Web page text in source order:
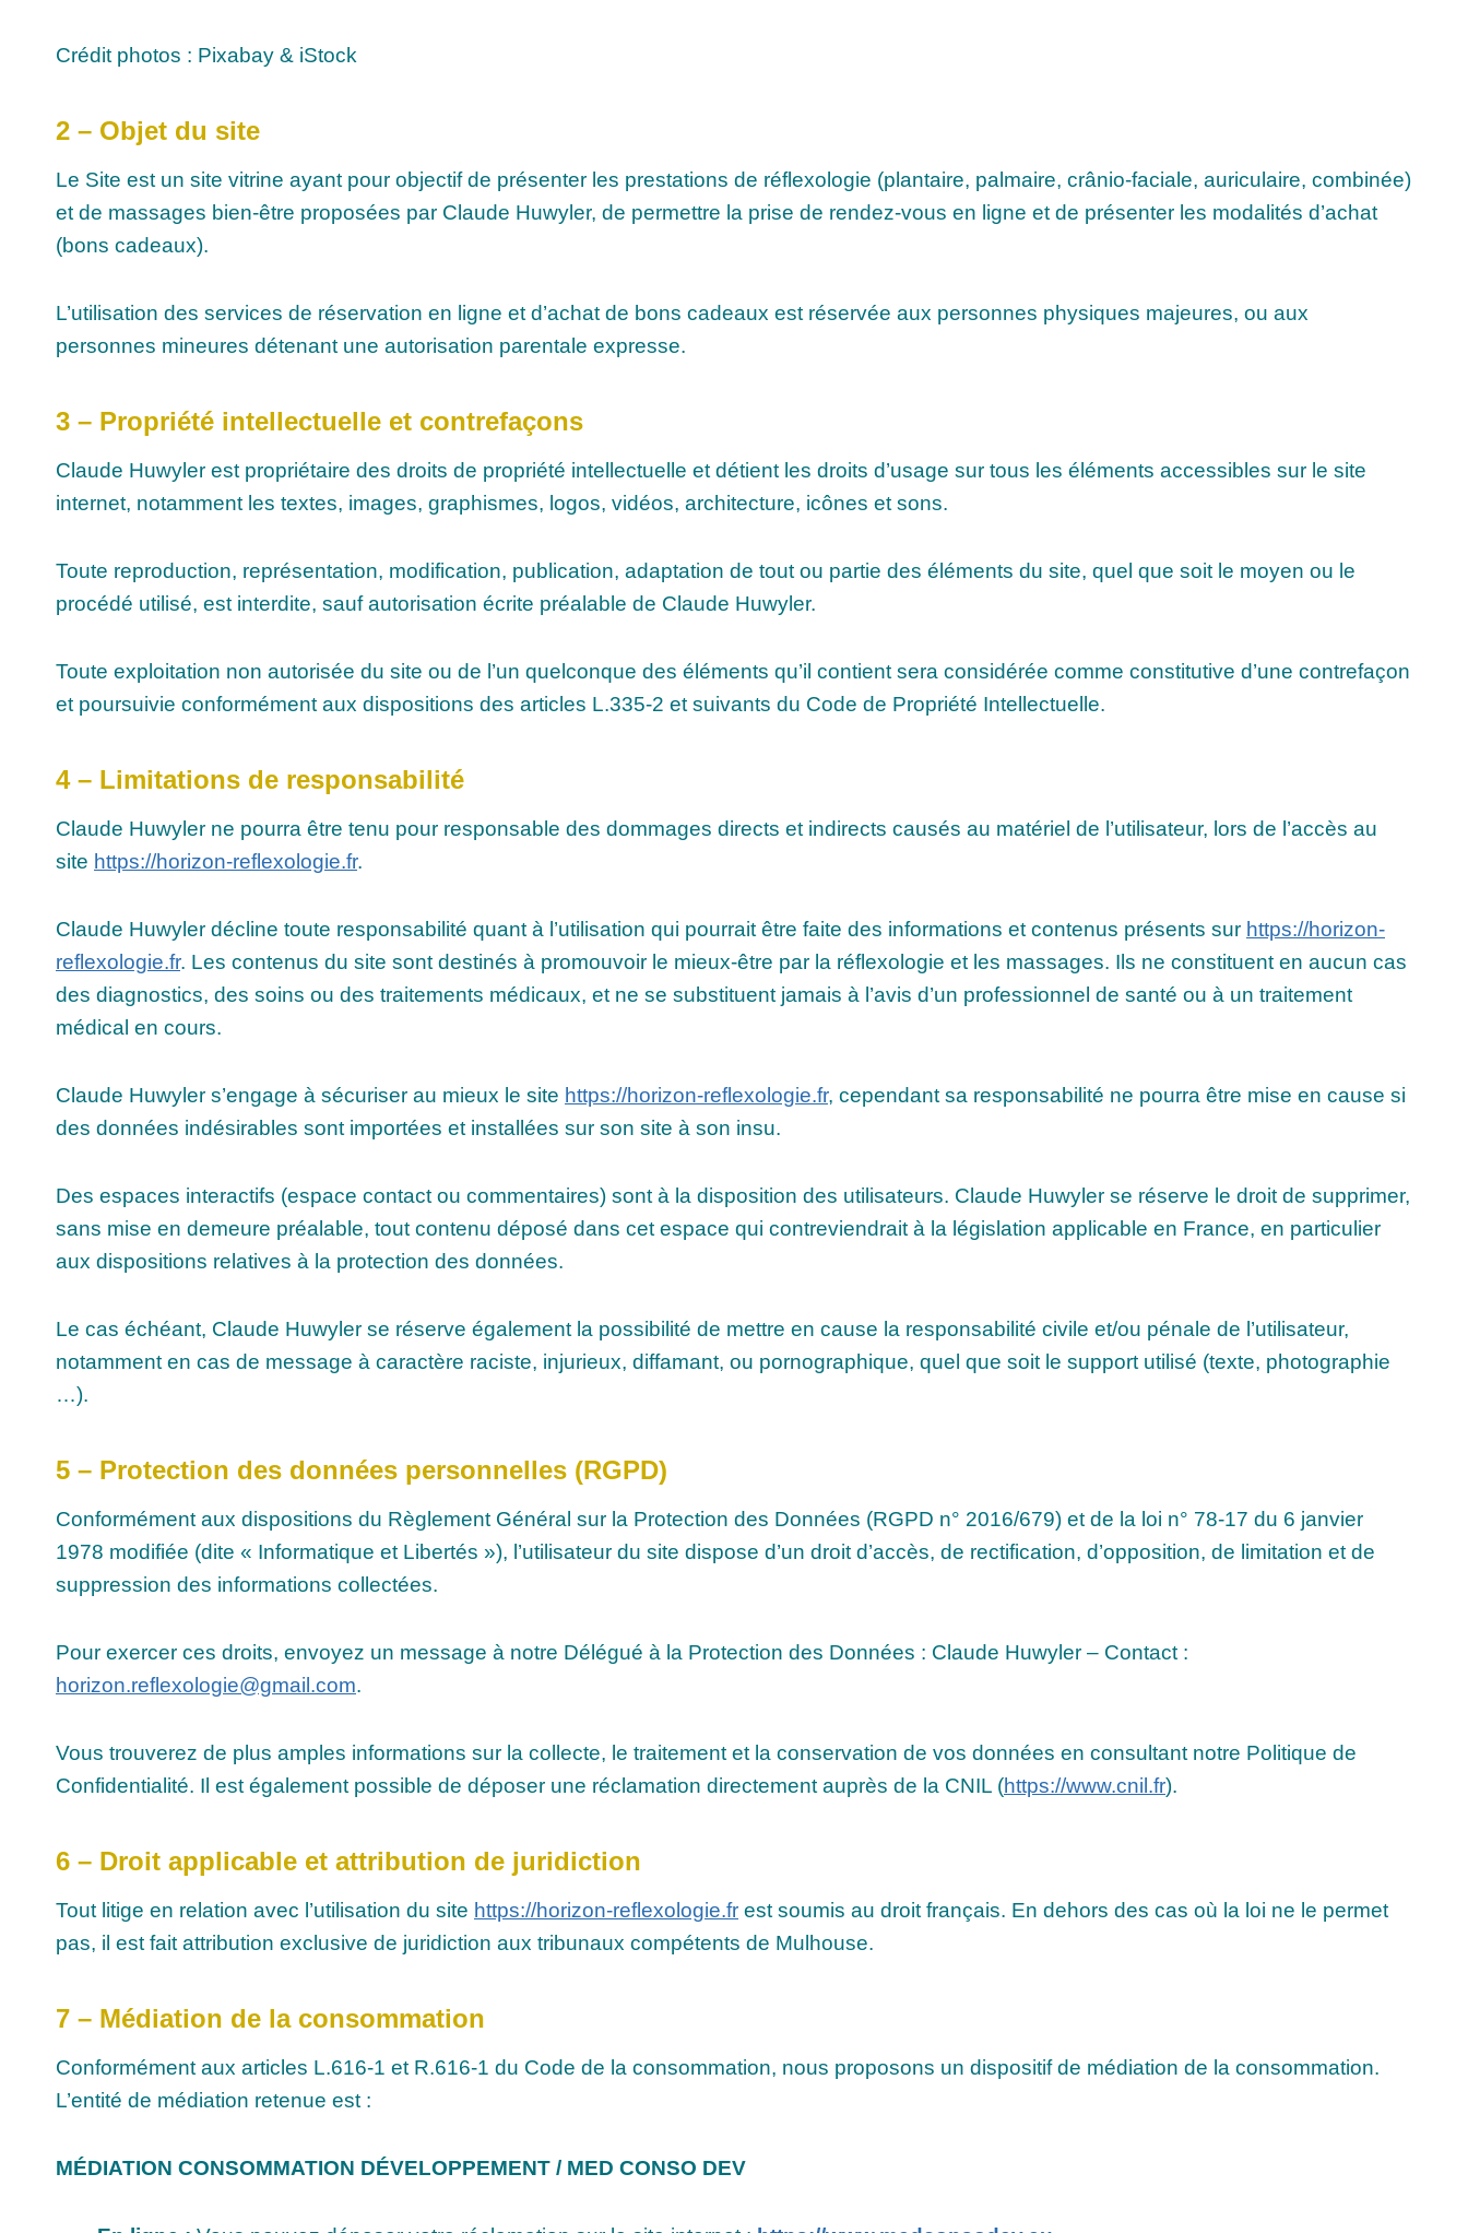
Crédit photos : Pixabay & iStock
2 – Objet du site
Le Site est un site vitrine ayant pour objectif de présenter les prestations de réflexologie (plantaire, palmaire, crânio-faciale, auriculaire, combinée)
et de massages bien-être proposées par Claude Huwyler, de permettre la prise de rendez-vous en ligne et de présenter les modalités d’achat
(bons cadeaux).
L’utilisation des services de réservation en ligne et d’achat de bons cadeaux est réservée aux personnes physiques majeures, ou aux
personnes mineures détenant une autorisation parentale expresse.
3 – Propriété intellectuelle et contrefaçons
Claude Huwyler est propriétaire des droits de propriété intellectuelle et détient les droits d’usage sur tous les éléments accessibles sur le site
internet, notamment les textes, images, graphismes, logos, vidéos, architecture, icônes et sons.
Toute reproduction, représentation, modification, publication, adaptation de tout ou partie des éléments du site, quel que soit le moyen ou le
procédé utilisé, est interdite, sauf autorisation écrite préalable de Claude Huwyler.
Toute exploitation non autorisée du site ou de l’un quelconque des éléments qu’il contient sera considérée comme constitutive d’une contrefaçon
et poursuivie conformément aux dispositions des articles L.335-2 et suivants du Code de Propriété Intellectuelle.
4 – Limitations de responsabilité
Claude Huwyler ne pourra être tenu pour responsable des dommages directs et indirects causés au matériel de l’utilisateur, lors de l’accès au
site https://horizon-reflexologie.fr.
Claude Huwyler décline toute responsabilité quant à l’utilisation qui pourrait être faite des informations et contenus présents sur https://horizon-
reflexologie.fr. Les contenus du site sont destinés à promouvoir le mieux-être par la réflexologie et les massages. Ils ne constituent en aucun cas
des diagnostics, des soins ou des traitements médicaux, et ne se substituent jamais à l’avis d’un professionnel de santé ou à un traitement
médical en cours.
Claude Huwyler s’engage à sécuriser au mieux le site https://horizon-reflexologie.fr, cependant sa responsabilité ne pourra être mise en cause si
des données indésirables sont importées et installées sur son site à son insu.
Des espaces interactifs (espace contact ou commentaires) sont à la disposition des utilisateurs. Claude Huwyler se réserve le droit de supprimer,
sans mise en demeure préalable, tout contenu déposé dans cet espace qui contreviendrait à la législation applicable en France, en particulier
aux dispositions relatives à la protection des données.
Le cas échéant, Claude Huwyler se réserve également la possibilité de mettre en cause la responsabilité civile et/ou pénale de l’utilisateur,
notamment en cas de message à caractère raciste, injurieux, diffamant, ou pornographique, quel que soit le support utilisé (texte, photographie
…).
5 – Protection des données personnelles (RGPD)
Conformément aux dispositions du Règlement Général sur la Protection des Données (RGPD n° 2016/679) et de la loi n° 78-17 du 6 janvier
1978 modifiée (dite « Informatique et Libertés »), l’utilisateur du site dispose d’un droit d’accès, de rectification, d’opposition, de limitation et de
suppression des informations collectées.
Pour exercer ces droits, envoyez un message à notre Délégué à la Protection des Données : Claude Huwyler – Contact :
horizon.reflexologie@gmail.com.
Vous trouverez de plus amples informations sur la collecte, le traitement et la conservation de vos données en consultant notre Politique de
Confidentialité. Il est également possible de déposer une réclamation directement auprès de la CNIL (https://www.cnil.fr).
6 – Droit applicable et attribution de juridiction
Tout litige en relation avec l’utilisation du site https://horizon-reflexologie.fr est soumis au droit français. En dehors des cas où la loi ne le permet
pas, il est fait attribution exclusive de juridiction aux tribunaux compétents de Mulhouse.
7 – Médiation de la consommation
Conformément aux articles L.616-1 et R.616-1 du Code de la consommation, nous proposons un dispositif de médiation de la consommation.
L’entité de médiation retenue est :
MÉDIATION CONSOMMATION DÉVELOPPEMENT / MED CONSO DEV